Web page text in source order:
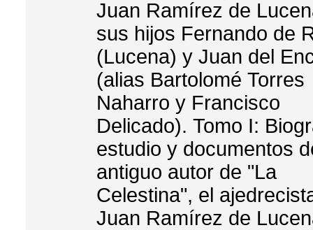
Juan Ramírez de
sus hijos Fernando de
(Lucena) y Juan del
(alias Bartolomé Torres
Naharro y Francisco
Delicado). Tomo I:
estudio y documentos
antiguo autor de "La
Celestina", el
Juan Ramírez de